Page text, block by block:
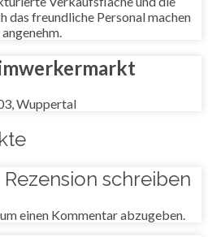
das freundliche Personal machen
Wuppertal
schreiben
einen Kommentar abzugeben.